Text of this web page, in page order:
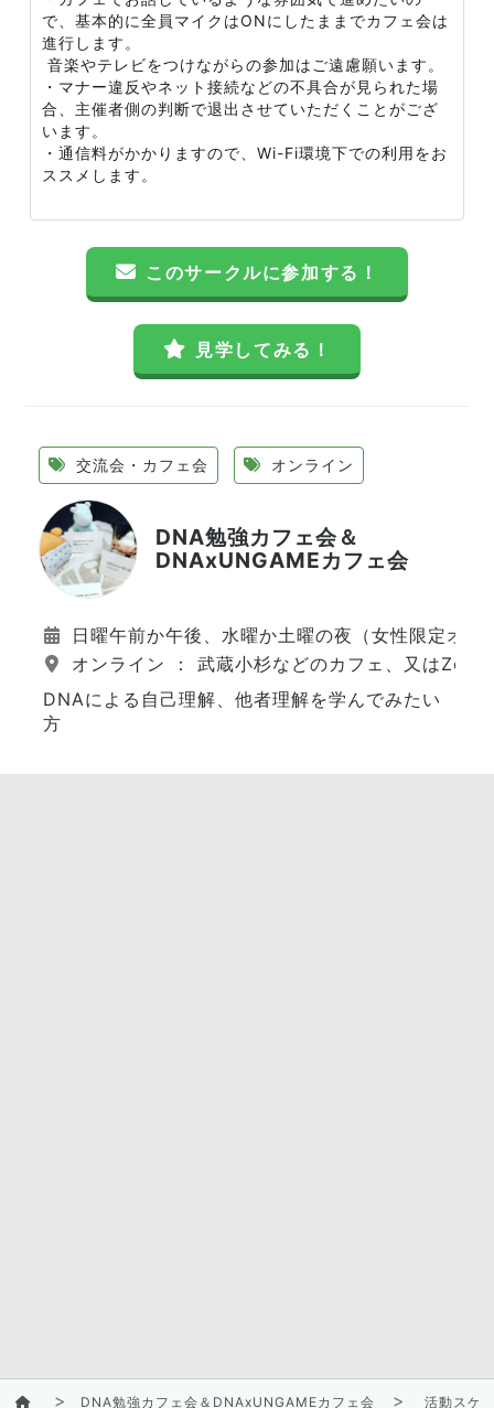
で、基本的に全員マイクはONにしたままでカフェ会は
進行します。
音楽やテレビをつけながらの参加はご遠慮願います。
・マナー違反やネット接続などの不具合が見られた場
合、主催者側の判断で退出させていただくことがござ
います。
・通信料がかかりますので、Wi-Fi環境下での利用をお
ススメします。
このサークルに参加する！
見学してみる！
交流会・カフェ会 オンライン
DNA勉強カフェ会＆
DNAxUNGAMEカフェ会
日曜午前か午後、水曜か土曜の夜（女性限定オン
オンライン ： 武蔵小杉などのカフェ、又は
DNAによる自己理解、他者理解を学んでみたい
方
DNA勉強カフェ会＆DNAxUNGAMEカフェ会 活動スケ